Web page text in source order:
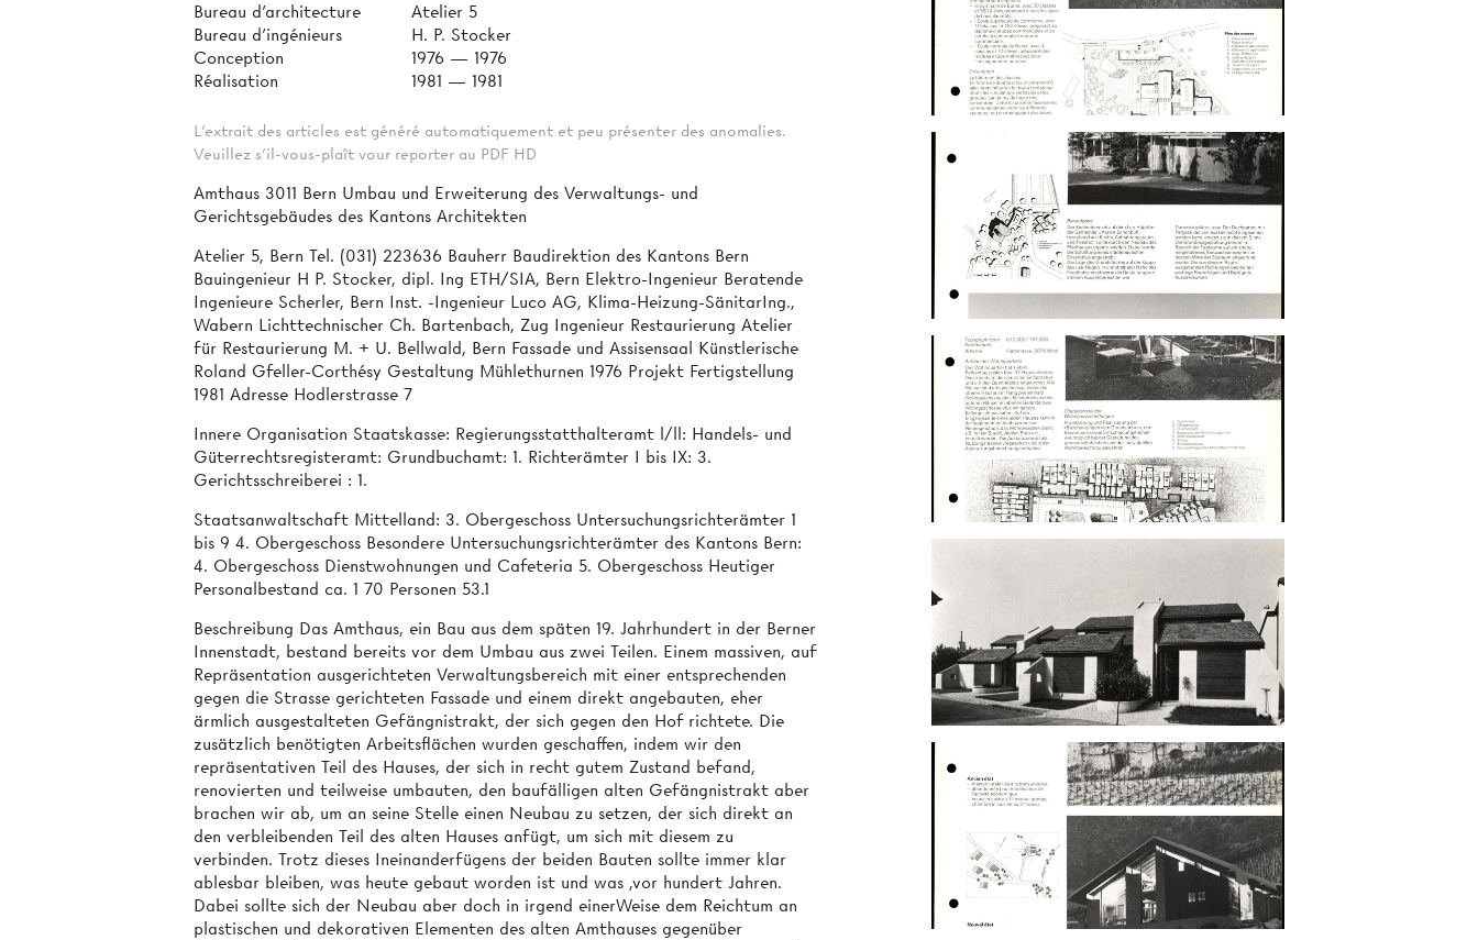
Bureau d'architecture
Atelier 5
Bureau d'ingénieurs
H. P. Stocker
Conception
1976 — 1976
Réalisation
1981 — 1981
L'extrait des articles est généré automatiquement et peu présenter des anomalies.
Veuillez s'il-vous-plaît vour reporter au PDF HD
Amthaus 3011 Bern Umbau und Erweiterung des Verwaltungs- und
Gerichtsgebäudes des Kantons Architekten
Atelier 5, Bern Tel. (031) 223636 Bauherr Baudirektion des Kantons Bern
Bauingenieur H P. Stocker, dipl. Ing ETH/SIA, Bern Elektro-Ingenieur Beratende
Ingenieure Scherler, Bern Inst. -Ingenieur Luco AG, Klima-Heizung-SänitarIng.,
Wabern Lichttechnischer Ch. Bartenbach, Zug Ingenieur Restaurierung Atelier
für Restaurierung M. + U. Bellwald, Bern Fassade und Assisensaal Künstlerische
Roland Gfeller-Corthésy Gestaltung Mühlethurnen 1976 Projekt Fertigstellung
1981 Adresse Hodlerstrasse 7
Innere Organisation Staatskasse: Regierungsstatthalteramt l/ll: Handels- und
Güterrechtsregisteramt: Grundbuchamt: 1. Richterämter I bis IX: 3.
Gerichtsschreiberei : 1.
Staatsanwaltschaft Mittelland: 3. Obergeschoss Untersuchungsrichterämter 1
bis 9 4. Obergeschoss Besondere Untersuchungsrichterämter des Kantons Bern:
4. Obergeschoss Dienstwohnungen und Cafeteria 5. Obergeschoss Heutiger
Personalbestand ca. 1 70 Personen 53.1
Beschreibung Das Amthaus, ein Bau aus dem späten 19. Jahrhundert in der Berner
Innenstadt, bestand bereits vor dem Umbau aus zwei Teilen. Einem massiven, auf
Repräsentation ausgerichteten Verwaltungsbereich mit einer entsprechenden
gegen die Strasse gerichteten Fassade und einem direkt angebauten, eher
ärmlich ausgestalteten Gefängnistrakt, der sich gegen den Hof richtete. Die
zusätzlich benötigten Arbeitsflächen wurden geschaffen, indem wir den
repräsentativen Teil des Hauses, der sich in recht gutem Zustand befand,
renovierten und teilweise umbauten, den baufälligen alten Gefängnistrakt aber
brachen wir ab, um an seine Stelle einen Neubau zu setzen, der sich direkt an
den verbleibenden Teil des alten Hauses anfügt, um sich mit diesem zu
verbinden. Trotz dieses Ineinanderfügens der beiden Bauten sollte immer klar
ablesbar bleiben, was heute gebaut worden ist und was ,vor hundert Jahren.
Dabei sollte sich der Neubau aber doch in irgend einerWeise dem Reichtum an
plastischen und dekorativen Elementen des alten Amthauses gegenüber